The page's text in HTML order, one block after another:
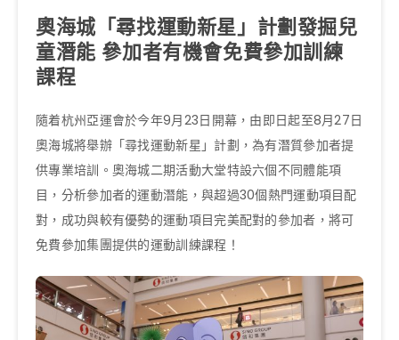
奧海城「尋找運動新星」計劃發掘兒
童潛能 參加者有機會免費參加訓練
課程
隨着杭州亞運會於今年9月23日開幕，由即日起至8月27日
奧海城將舉辦「尋找運動新星」計劃，為有潛質參加者提
供專業培訓。奧海城二期活動大堂特設六個不同體能項
目，分析參加者的運動潛能，與超過30個熱門運動項目配
對，成功與較有優勢的運動項目完美配對的參加者，將可
免費參加集團提供的運動訓練課程！